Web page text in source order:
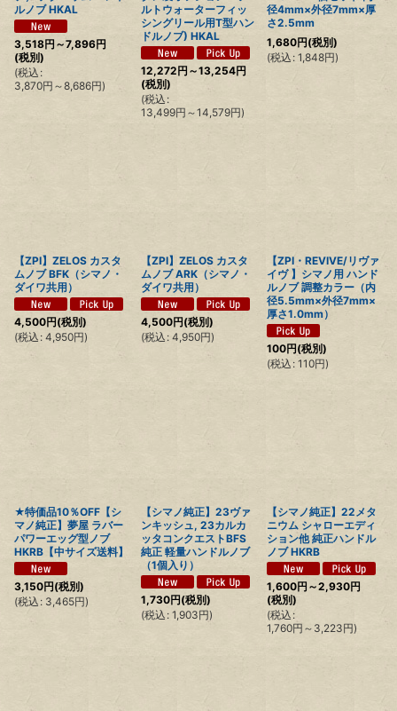
ルノブ HKAL
3,518円 ～7,896円
(税別)
(税込 :
3,870円 ～8,686円)
ルトウォーターフィッ
シングリール用T型ハン
ドルノブ) HKAL
12,272円 ～13,254円
(税別)
(税込 :
13,499円 ～14,579円)
径4mm×外径7mm×厚
さ2.5mm
1,680円(税別)
(税込 : 1,848円)
【ZPI】ZELOS カスタ
ムノブ BFK（シマノ・
ダイワ共用）
4,500円(税別)
(税込 : 4,950円)
【ZPI】ZELOS カスタ
ムノブ ARK（シマノ・
ダイワ共用）
4,500円(税別)
(税込 : 4,950円)
【ZPI・REVIVE/リヴァ
イヴ 】シマノ用 ハンド
ルノブ 調整カラー（内
径5.5mm×外径7mm×
厚さ1.0mm）
100円(税別)
(税込 : 110円)
★特価品10％OFF【シ
マノ純正】夢屋 ラバー
パワーエッグ型ノブ
HKRB【中サイズ送料】
3,150円(税別)
(税込 : 3,465円)
【シマノ純正】23ヴァ
ンキッシュ, 23カルカ
ッタコンクエストBFS
純正 軽量ハンドルノブ
（1個入り）
1,730円(税別)
(税込 : 1,903円)
【シマノ純正】22メタ
ニウム シャローエディ
ション他 純正ハンドル
ノブ HKRB
1,600円 ～2,930円
(税別)
(税込 :
1,760円 ～3,223円)